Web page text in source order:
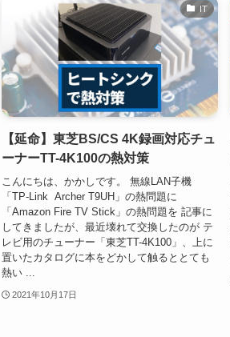
IT
【延命】東芝BS/CS 4K録画対応チュ
ーナーTT-4K100の熱対策
こんにちは、かかしです。 無線LAN子機
「TP-Link Archer T9UH」の熱問題に
「Amazon Fire TV Stick」の熱問題を 記事に
してきましたが、最近壊れて交換したのが テ
レビ用のチューナー「東芝TT-4K100」、上に
置いたカタログに本をどかして触るととても
熱い ...
2021年10月17日